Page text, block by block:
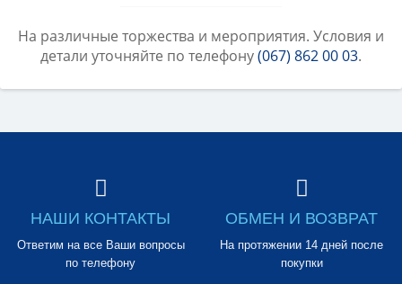
На различные торжества и мероприятия. Условия и
детали уточняйте по телефону(067) 862 00 03.
НАШИ КОНТАКТЫ
Ответим на все Ваши вопросы
по телефону
ОБМЕН И ВОЗВРАТ
На протяжении 14 дней после
покупки